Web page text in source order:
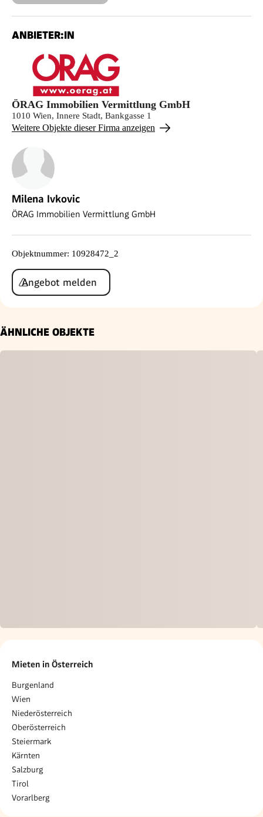
ANBIETER:IN
ÖRAG Immobilien Vermittlung GmbH
1010 Wien, Innere Stadt, Bankgasse 1
Weitere Objekte dieser Firma anzeigen
Milena Ivkovic
ÖRAG Immobilien Vermittlung GmbH
Objektnummer: 10928472_2
Angebot melden
ÄHNLICHE OBJEKTE
Mieten in Österreich
Burgenland
Wien
Niederösterreich
Oberösterreich
Steiermark
Kärnten
Salzburg
Tirol
Vorarlberg